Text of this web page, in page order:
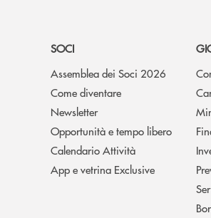
SOCI
Assemblea dei Soci 2026
Come diventare
Newsletter
Opportunità e tempo libero
Calendario Attività
App e vetrina Exclusive